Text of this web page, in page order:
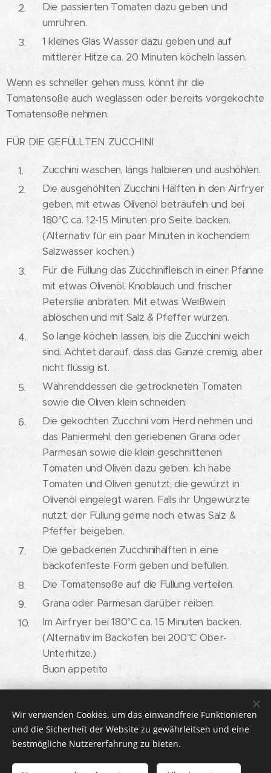
Die passierten Tomaten dazu geben und
umrühren.
1 kleines Glas Wasser dazu geben und auf
mittlerer Hitze ca. 20 Minuten köcheln lassen.
Wenn es schneller gehen muss, könnt ihr die
Tomatensoße auch weglassen oder bereits vorgekochte
Tomatensoße nehmen.
FÜR DIE GEFÜLLTEN ZUCCHINI
Zucchini waschen, längs halbieren und aushöhlen.
Die ausgehöhlten Zucchini Hälften in den Airfryer
geben, mit etwas Olivenöl beträufeln und bei
180°C ca. 12-15 Minuten pro Seite backen.
(Alternativ für ein paar Minuten in kochendem
Salzwasser kochen.)
Für die Füllung das Zucchinifleisch in einer Pfanne
mit etwas Olivenöl, Knoblauch und frischer
Petersilie anbraten. Mit etwas Weißwein
ablöschen und mit Salz & Pfeffer würzen.
So lange köcheln lassen, bis die Zucchini weich
sind. Achtet darauf, dass das Ganze cremig, aber
nicht flüssig ist.
Währenddessen die getrockneten Tomaten
sowie die Oliven klein schneiden.
Die gekochten Zucchini vom Herd nehmen und
das Paniermehl, den geriebenen Grana oder
Parmesan sowie die klein geschnittenen
Tomaten und Oliven dazu geben. Ich habe
Tomaten und Oliven genutzt, die gewürzt in
Olivenöl eingelegt waren. Falls ihr Ungewürzte
nutzt, der Füllung gerne noch etwas Salz &
Pfeffer beigeben.
Die gebackenen Zucchinihälften in eine
backofenfeste Form geben und befüllen.
Die Tomatensoße auf die Füllung verteilen.
Grana oder Parmesan darüber reiben.
Im Airfryer bei 180°C ca. 15 Minuten backen.
(Alternativ im Backofen bei 200°C Ober-
Unterhitze.)
Buon appetito 😋😋
© 2026 DOLCISSIMMA | Alle Rechte vorbehalten.
IMPRESSUM
Cookies
Sprachen
Wir verwenden Cookies, um das einwandfreie Funktionieren
und die Sicherheit der Website zu gewährleitsen und eine
bestmögliche Nutzererfahrung zu bieten.